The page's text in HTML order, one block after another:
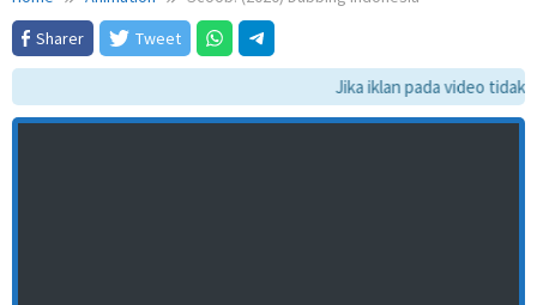
Sharer
Tweet
Jika iklan pada video tidak